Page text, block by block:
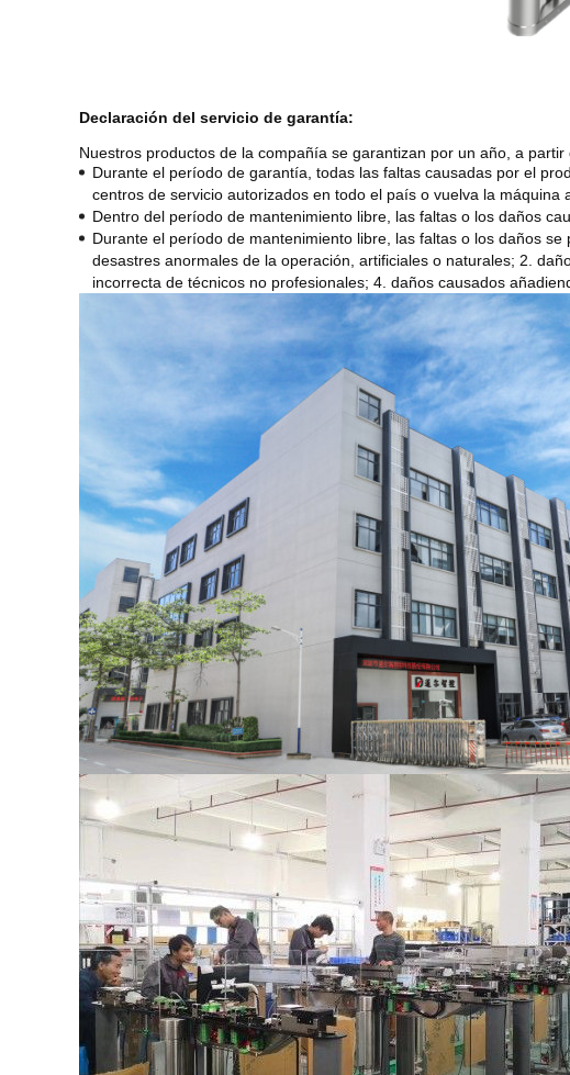
Declaración del servicio de garantía:
Nuestros productos de la compañía se garantizan por un año, a
Durante el período de garantía, todas las faltas causadas por el
centros de servicio autorizados en todo el país o vuelva la máquina
Dentro del período de mantenimiento libre, las faltas o los daños
Durante el período de mantenimiento libre, las faltas o los daños
desastres anormales de la operación, artificiales o naturales; 2.
incorrecta de técnicos no profesionales; 4. daños causados